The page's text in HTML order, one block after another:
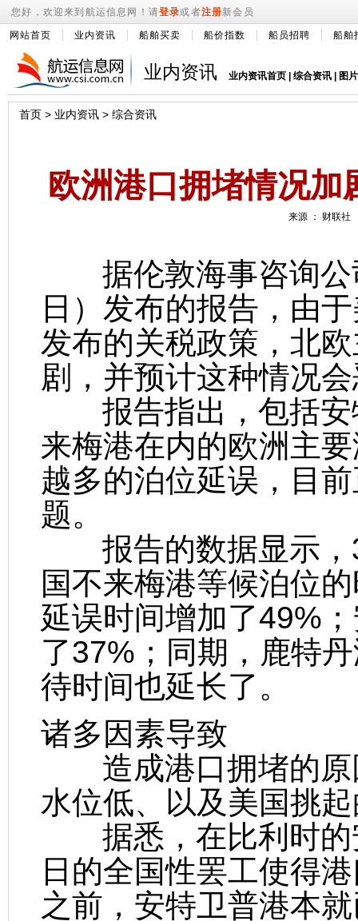
您好，欢迎来到航运信息网！请登录或者注册新会员
网站首页 业内资讯 船舶买卖 船价指数 船员招聘 船舶
业内资讯 业内资讯首页 综合资讯 图
首页 > 业内资讯 > 综合资讯
欧洲港口拥堵情况
来源 ： 财联
据伦敦海事咨询公
日）发布的报告，由
发布的关税政策，北
剧，并预计这种情况
报告指出，包括安
来梅港在内的欧洲主
越多的泊位延误，目
题。
报告的数据显示，3
国不来梅港等候泊位
延误时间增加了49%
了37%；同期，鹿特
待时间也延长了。
诸多因素导致
造成港口拥堵的原
水位低、以及美国挑
据悉，在比利时的
日的全国性罢工使得
之前，安特卫普港本